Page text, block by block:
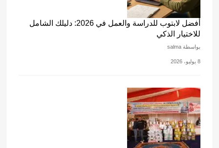
أفضل لابتوب للدراسة والعمل في 2026: دليلك الشامل
للاختيار الذكي
بواسطة salma
8 يوليو، 2026